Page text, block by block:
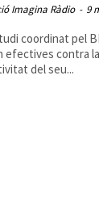
Imagina Ràdio - 9
coordinat pel
efectives contra
del seu...